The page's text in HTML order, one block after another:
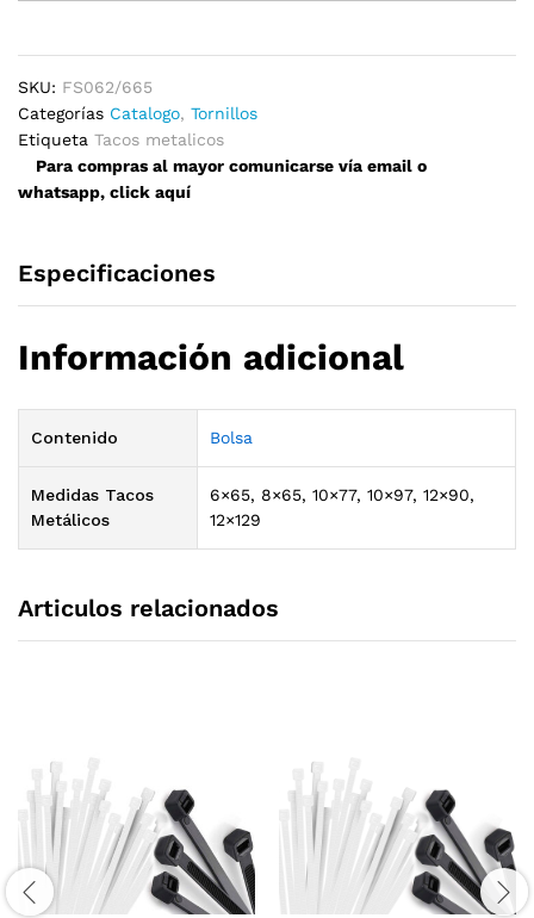
SKU: FS062/665
Categorías Catalogo, Tornillos
Etiqueta Tacos metalicos
Para compras al mayor comunicarse vía email o
whatsapp, click aquí
Especificaciones
Información adicional
Contenido Bolsa
Medidas Tacos
Metálicos
6×65, 8×65, 10×77, 10×97, 12×90,
12×129
Articulos relacionados